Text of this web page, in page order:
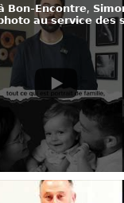
𝗕𝗼𝗻-𝗘𝗻𝗰𝗼𝗻𝘁𝗿𝗲,
𝗮𝘂 𝘀𝗲𝗿𝘃𝗶𝗰𝗲 𝗱𝗲𝘀